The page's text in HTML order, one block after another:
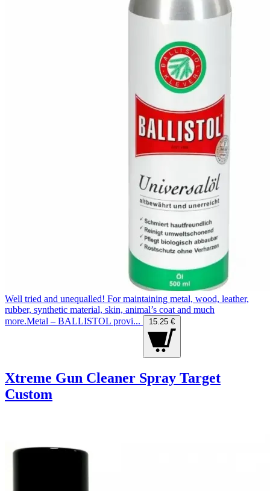
Well tried and unequalled! For maintaining metal, wood, leather,
rubber, synthetic material, skin, animal’s coat and much
more.Metal – BALLISTOL provi...
15.25 €
Xtreme Gun Cleaner Spray Target
Custom